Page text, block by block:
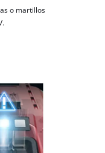
o martillos